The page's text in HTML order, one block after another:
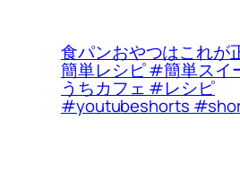
食パンおやつはこれが
簡単レシピ #簡単スイ
うちカフェ #レシピ
#youtubeshorts